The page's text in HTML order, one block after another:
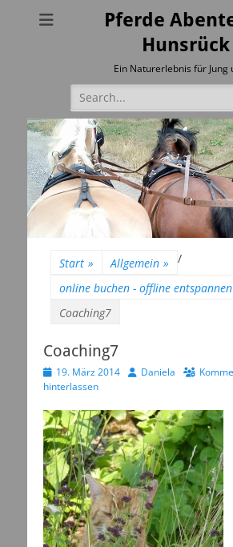
Pferde
Hunsrück
Ein Naturerlebnis für Jung
Suchen
nach:
Start » Allgemein »
/
online buchen - offline entspannen
Coaching7
Coaching7
Veröffentlicht
am
19. März 2014 AutorDaniela
hinterlassen